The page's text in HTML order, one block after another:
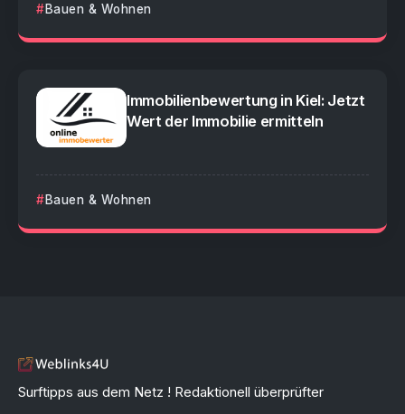
Bauen & Wohnen
Immobilienbewertung in Kiel: Jetzt
Wert der Immobilie ermitteln
Bauen & Wohnen
Surftipps aus dem Netz ! Redaktionell überprüfter